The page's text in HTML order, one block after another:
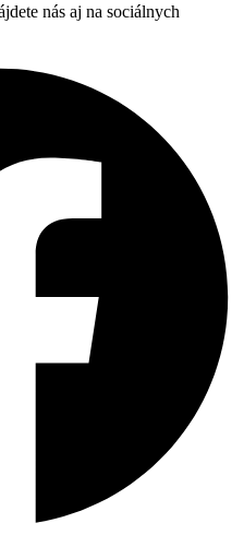
nás aj na sociálnych